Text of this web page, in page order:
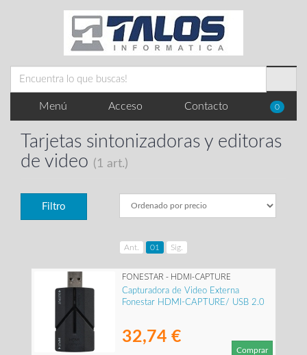
Menú Acceso Contacto 0
Tarjetas sintonizadoras y editoras
de video (1 art.)
Filtro
Ant. 01 Sig.
FONESTAR - HDMI-CAPTURE
Capturadora de Video Externa
Fonestar HDMI-CAPTURE/ USB 2.0
32,74 €
Comprar